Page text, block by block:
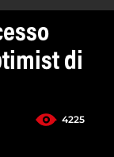
di
4225